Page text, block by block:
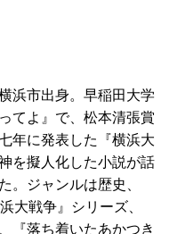
浜市出身。早稲田大学
てよ』で、松本清張賞
年に発表した『横浜大
を擬人化した小説が話
。ジャンルは歴史、
大戦争』シリーズ、
『落ち着いたあかつき